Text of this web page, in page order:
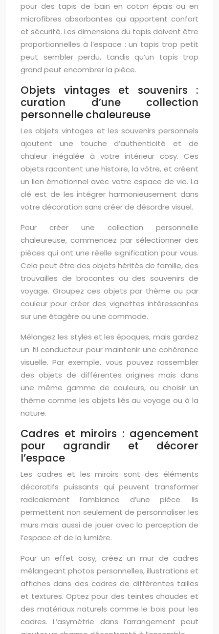
pour des tapis de bain en coton épais ou en
microfibres absorbantes qui apportent confort
et sécurité. Les dimensions du tapis doivent être
proportionnelles à l’espace : un tapis trop petit
peut sembler perdu, tandis qu’un tapis trop
grand peut encombrer la pièce.
Objets vintages et souvenirs :
curation d’une collection
personnelle chaleureuse
Les objets vintages et les souvenirs personnels
ajoutent une touche d’authenticité et de
chaleur inégalée à votre intérieur cosy. Ces
objets racontent une histoire, la vôtre, et créent
un lien émotionnel avec votre espace de vie. La
clé est de les intégrer harmonieusement dans
votre décoration sans créer de désordre visuel.
Pour créer une collection personnelle
chaleureuse, commencez par sélectionner des
pièces qui ont une réelle signification pour vous.
Cela peut être des objets hérités de famille, des
trouvailles de brocantes ou des souvenirs de
voyage. Groupez ces objets par thème ou par
couleur pour créer des vignettes intéressantes
sur une étagère ou une commode.
Mélangez les styles et les époques, mais gardez
un fil conducteur pour maintenir une cohérence
visuelle. Par exemple, vous pouvez rassembler
des objets de différentes origines mais dans
une même gamme de couleurs, ou choisir un
thème comme les objets liés au voyage ou à la
nature.
Cadres et miroirs : agencement
pour agrandir et décorer
l’espace
Les cadres et les miroirs sont des éléments
décoratifs puissants qui peuvent transformer
radicalement l’ambiance d’une pièce. Ils
permettent non seulement de personnaliser les
murs mais aussi de jouer avec la perception de
l’espace et de la lumière.
Pour un effet cosy, créez un mur de cadres
mélangeant photos personnelles, illustrations et
affiches dans des cadres de différentes tailles
et textures. Optez pour des teintes chaudes et
des matériaux naturels comme le bois pour les
cadres. L’asymétrie dans l’arrangement peut